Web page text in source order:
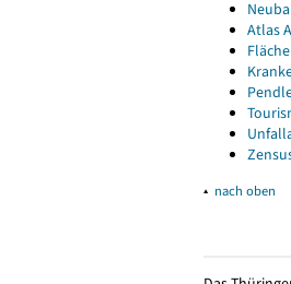
Atlas
▴ nach oben